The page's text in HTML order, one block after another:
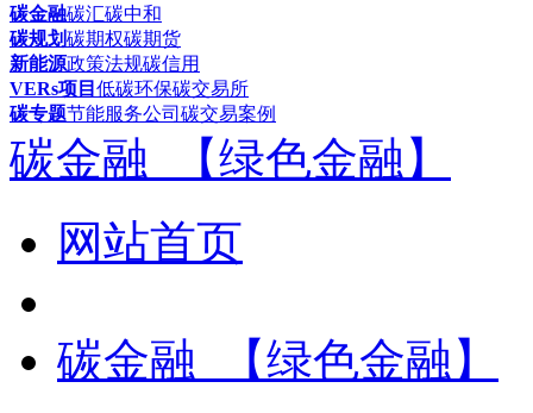
碳金融碳汇碳中和
碳规划碳期权碳期货
新能源政策法规碳信用
VERs项目 低碳环保碳交易所
碳专题节能服务公司 碳交易案例
碳金融_【绿色金融】
网站首页
碳金融_【绿色金融】